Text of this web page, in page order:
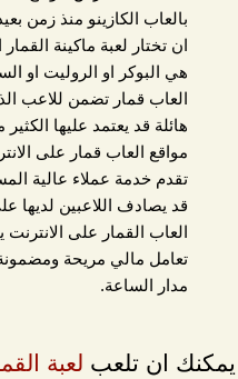
بالعاب الكازينو منذ زمن
ان تختار لعبة ماكينة
هي البوكر او الروليت او
العاب قمار تضمن للاعب
هائلة قد يعتمد عليها
مواقع العاب قمار على
تقدم خدمة عملاء عالية
قد يصادف اللاعبين لديها
العاب القمار على
تعامل مالي مريحة
مدار الساعة.
يمكنك ان تلعب لعبة